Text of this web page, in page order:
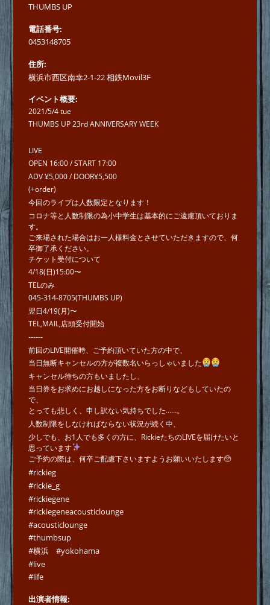
THUMBS UP
電話番号
0453148705
住所
横浜市西区南幸2-1-22 相鉄Movil3F
イベント概要
2021/5/4 tue
THUMBS UP 23rd ANNIVERSARY WEEK
LIVE
OPEN 16:00 / START 17:00
ADV ¥5,000 / DOOR¥5,500
(+order)
今回のライブは人数限定となります！
コロナ等と人数制限の為小中学生は基本的にご遠慮頂いておりま
す。
ご来場された場合はお一人様料金とさせていただきますので、何
卒御了承ください。
チケット受付について
4/18(日)15:00〜
TELのみ
045-314-8705(THUMBS UP)
翌日4/19(月)〜
TEL,MAIL,店頭受付開始
------
前回のLIVE開催時、ご予約頂いていた方の中で、
当日無断キャンセルの方が複数名いらっしゃいました
キャンセル待ちの方もいましたし、
当日券をお求めにお越しになった方をお断りなどもしていたの
で、
とっても悲しく、申し訳ない気持ちでした……。
人数制限をしなければならない状況が続く中、
少しでも、お1人でも多くの方に、RickieたちのLIVEを届けたいと
思っています
ご予約の際は、何卒ご配慮下さいますようお願いいたします🥺
#rickieg
#rickie_g
#rickiegene
#rickiegeneacousticlounge
#acousticlounge
#thumbsup
#横浜
#yokohama
#live
#life
出演者情報